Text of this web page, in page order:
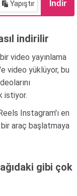
Yapıştır İndir
indirilir
video yayınlama
video yüklüyor, bu
istiyor.
Instagram'ı en
bir araç başlatmaya
gibi çok